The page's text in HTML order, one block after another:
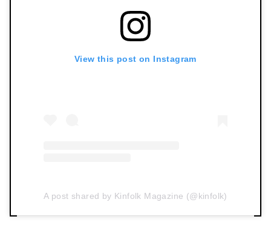
View this post on Instagram
A post shared by Kinfolk Magazine (@kinfolk)